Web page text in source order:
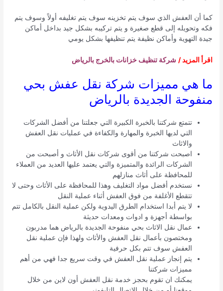
كما أن العفش الذي سوف يتم تخزينه سوف يتم تغليفه أولاً وسوف يتم
فكه وتحويله إلى قطع صغيرة و يتم تركيبه بشكل جيد بداخل أماكن
جيدة التهوية وأماكن نظيفة يتم تنظيفها بشكل يومي
اقرأ المزيد / شركة تنظيف خزانات بالخرج بالرياض
ما هي مميزات شركة نقل عفش بحي
منفوحة الجديدة بالرياض
تتمتع شركتنا بالخبرة الكبيرة التي جعلتنا من أفضل الشركات
التي لديها الخبرة والمهارة والكفاءة في عمليات نقل العفش
والاثاث
اصبحت شركتنا من أقوى شركات نقل الأثاث و أصبحت من
الشركات الرائدة والمتميزة والتي يعتمد عليها العديد من العملاء
للمحافظة على أثاث منازلهم
نستخدم أفضل مواد التغليف وهذا للمحافظة على الأثاث وحتى لا
تتقطع الأغلفة من فوق العفش أثناء عملية النقل
لا يتم أبدا استخدام الطرق اليدوية ولكن عملية النقل بالكامل تتم
بواسطة أجهزة و ادوات ومعدات حديثة
عمال نقل الاثاث بحي منفوحة الجديدة بالرياض هما مدربون
ومختصون بأعمال نقل العفش والأثاث ولهذا فإن عملية نقل
العفش سوف تتم بكل حرفية
يتم إنجاز عملية نقل العفش في وقت سريع جدا فهي من أهم
مميزات شركتنا
يمكنك ان تقوم بحجز خدمة نقل العفش أون لاين من خلال